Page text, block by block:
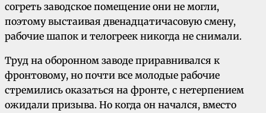
согреть заводское помещение они не могли,
поэтому выстаивая двенадцатичасовую смену,
рабочие шапок и телогреек никогда не снимали.
Труд на оборонном заводе приравнивался к
фронтовому, но почти все молодые рабочие
стремились оказаться на фронте, с нетерпением
ожидали призыва. Но когда он начался, вместо